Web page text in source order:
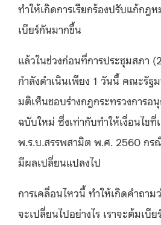
ทำให้เกิดการเรียกร้องปรับแก้กฎห
เบียร์กันมากขึ้น
แล้วในช่วงก่อนที่การประชุมสภา
กำลังดำเนินเพียง 1 วันนี้ คณะรัฐ
มติเห็นชอบร่างกฎกระทรวงการอ
ฉบับใหม่ ซึ่งเท่ากับทำให้เงื่อนไขที่
พ.ร.บ.สรรพสามิต พ.ศ. 2560 กร
มีผลเปลี่ยนแปลงไป
การเคลื่อนไหวนี้ ทำให้เกิดคำถาม
จะเปลี่ยนไปอย่างไร เราจะต้มเบี